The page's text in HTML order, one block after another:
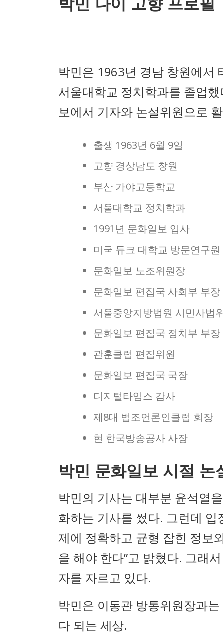
박민 나이 고향 프로필
박민은 1963년 경남 창원에서
서울대학교 정치학과를 졸업
보에서 기자와 논설위원으로
출생 1963년 6월 9일
고향 경상남도 창원
부산 가야고등학교
서울대학교 정치학과
1991년 문화일보 입사
미국 듀크 대학교 방문연구원
문화일보 노조위원장
문화일보 편집국 사회부 부장
서울중앙지방법원 시민사법
문화일보 편집국 정치부 부장
관훈클럽 편집위원
문화일보 편집국 국장
디지털타임스 감사
제8대 법조언론인클럽 회장
현 한국방송공사 사장
박민 문화일보 시절 논
박민의 기사는 대부분 윤석열
화하는 기사를 썼다. 그런데 입
제에 정확하고 균형 잡힌 정보
을 해야 한다”고 밝혔다. 그래
자를 자르고 있다.
박민은 이동관 방통위원장과
다 되는 세상.